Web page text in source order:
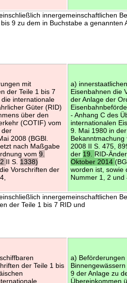
innergemeinschaftlichen
9 zu dem in Buchstabe a genannten
mit
der Teile 1 bis 7
internationale
Güter (RID)
über den
(COTIF) vom
der
2008 (BGBl.
nach Maßgabe
vom9.
II S. 1338)
Vorschriften der
a)
Eisenbahnen die
der Anlage der
- Anhang C des
internationalen
9. Mai 1980 in
2008 II S. 475,
der 19. RID-
Oktober 2014
worden ist, sowie
Nummer 1, 2 und
innergemeinschaftlichen
der Teile 1 bis 7 RID und
der Teile 1 bis
a)
9 der Anlage zu
Übereinkommen